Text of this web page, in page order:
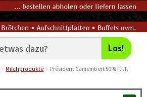
Los!
Milchprodukte Président Camembert 50% F.i.T.